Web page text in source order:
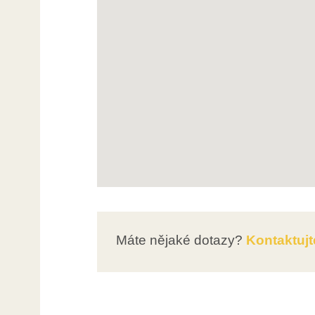
Máte nějaké dotazy?